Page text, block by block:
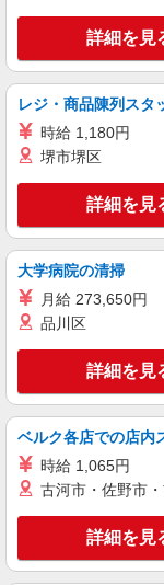
派遣社員
株式会社kotrio /●YK-
♪
キープ
株式会社トラストグ
る
キープ
派遣社員
株式会社kotrio /●YK-
膳
詳細を見
レジ・商品陳列スタ
時給 1,180円
堺市堺区
詳細を見
大学病院の清掃
月給 273,650円
品川区
詳細を見
ベルク各店での店内
時給 1,065円
古河市・佐野市
詳細を見